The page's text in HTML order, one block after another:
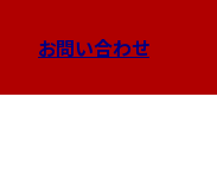
お問い合わせ